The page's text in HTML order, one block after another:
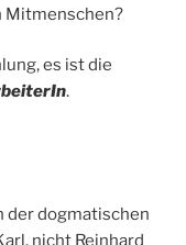
Mitmenschen?
es ist die
In.
der dogmatischen
nicht Reinhard